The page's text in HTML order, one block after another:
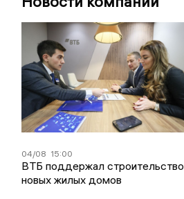
04/08 15:00
ВТБ поддержал строительство
новых жилых домов